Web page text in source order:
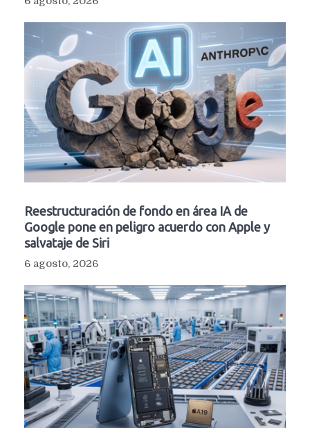
Reestructuración de fondo en área IA de
Google pone en peligro acuerdo con Apple y
salvataje de Siri
6 agosto, 2026